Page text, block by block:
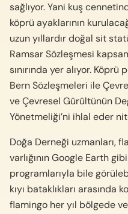
sağlıyor. Yani kuş
köprü ayaklarının
uzun yıllardır doğal sit
Ramsar Sözleşmesi
sınırında yer alıyor.
Bern Sözleşmeleri ile Çevre
ve Çevresel Gürültünün
Yönetmeliği’ni ihlal eder
Doğa Derneği uzmanları,
varlığının Google Earth
programlarıyla bile
kıyı bataklıkları
flamingo her yıl bölgede